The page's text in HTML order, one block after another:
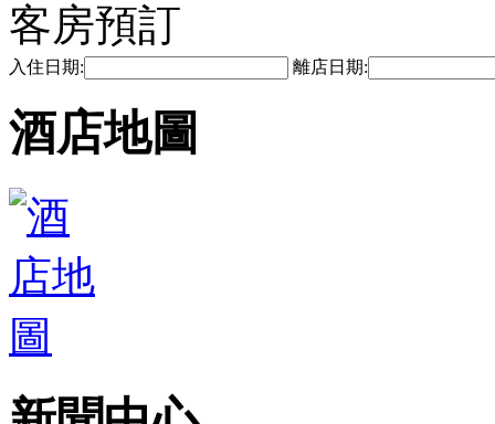
客房預訂
入住日期: 離店日期:
酒店地圖